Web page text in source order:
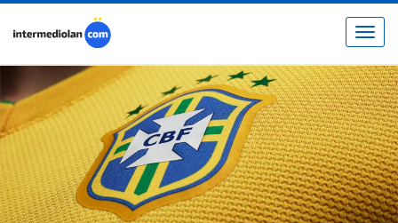
Toggle